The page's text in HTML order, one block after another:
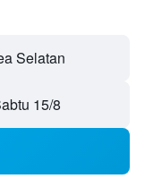
Selatan
15/8